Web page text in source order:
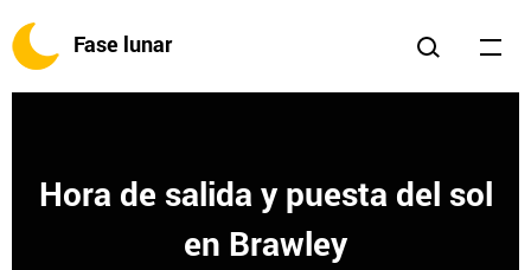
Fase lunar
Hora de salida y puesta del sol
en Brawley